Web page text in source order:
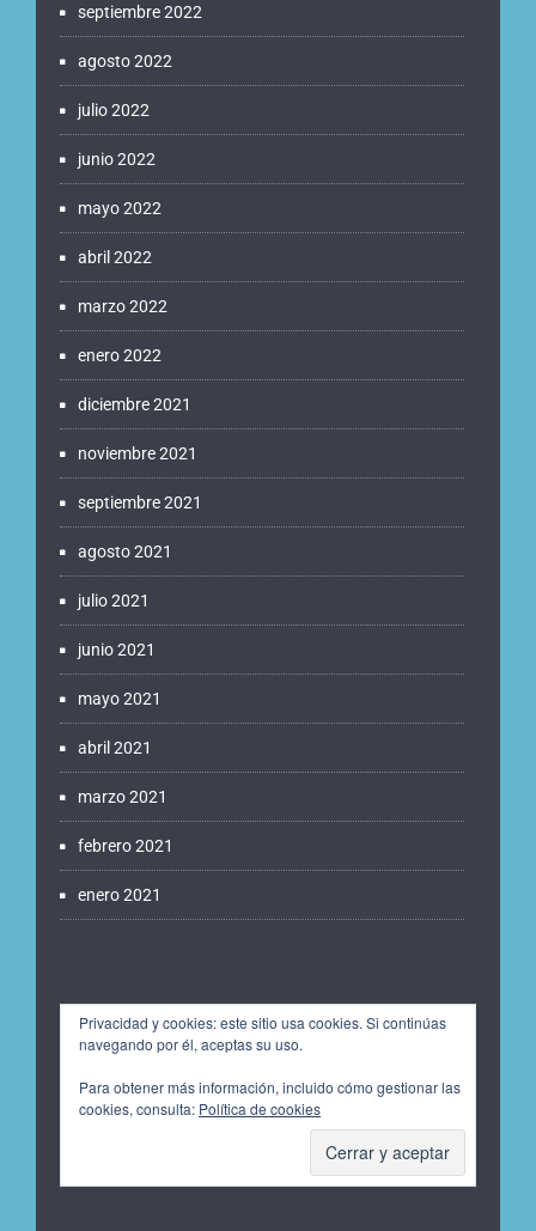
septiembre 2022
agosto 2022
julio 2022
junio 2022
mayo 2022
abril 2022
marzo 2022
enero 2022
diciembre 2021
noviembre 2021
septiembre 2021
agosto 2021
julio 2021
junio 2021
mayo 2021
abril 2021
marzo 2021
febrero 2021
enero 2021
Privacidad y cookies: este sitio usa cookies. Si continúas
navegando por él, aceptas su uso.
Para obtener más información, incluido cómo gestionar las
cookies, consulta: Política de cookies